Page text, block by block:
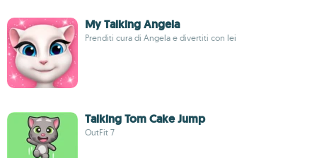
My Talking Angela
Prenditi cura di Angela e divertiti con lei
Talking Tom Cake Jump
OutFit 7